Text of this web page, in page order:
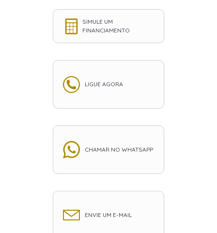
SIMULE UM
FINANCIAMENTO
LIGUE AGORA
CHAMAR NO WHATSAPP
ENVIE UM E-MAIL